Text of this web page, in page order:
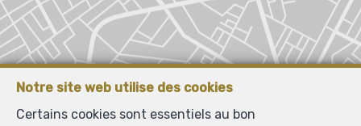
Notre site web utilise des cookies
Certains cookies sont essentiels au bon